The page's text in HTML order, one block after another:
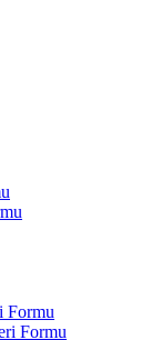
Formu
Formu